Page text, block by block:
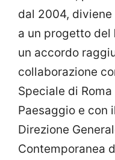
dal 2004,
a un progetto del
un accordo
collaborazione
Speciale di
Paesaggio e con
Direzione
Contemporanea